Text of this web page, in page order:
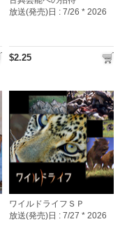
放送(発売)日 : 7/26 * 2026
$2.25
ワイルドライフＳＰ
放送(発売)日 : 7/27 * 2026